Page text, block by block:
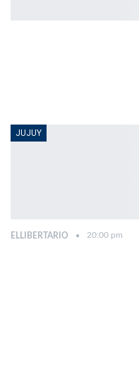
JUJUY
ELLIBERTARIO 20:00 pm